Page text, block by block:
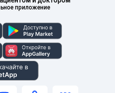
приложение